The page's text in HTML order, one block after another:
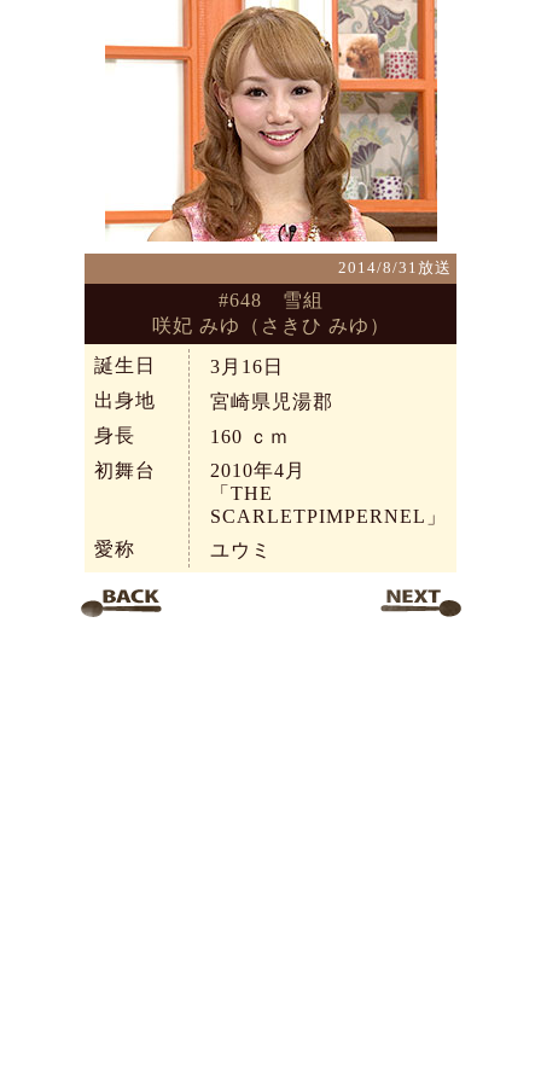
2014/8/31放送
#648 雪組
咲妃 みゆ（さきひ みゆ）
誕生日
3月16日
出身地
宮崎県児湯郡
身長
160 ｃｍ
初舞台
2010年4月
「THE
SCARLETPIMPERNEL」
愛称
ユウミ